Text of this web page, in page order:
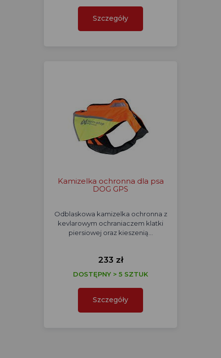
Szczegóły
Kamizelka ochronna dla psa
DOG GPS
Odblaskowa kamizelka ochronna z
kevlarowym ochraniaczem klatki
piersiowej oraz kieszenią…
233 zł
DOSTĘPNY > 5 SZTUK
Szczegóły